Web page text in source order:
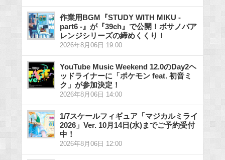
作業用BGM『STUDY WITH MIKU -
part6 -』が『39ch』で公開！ボサノバア
レンジシリーズの締めくくり！
2026年8月06日 19:00
YouTube Music Weekend 12.0のDay2ヘ
ッドライナーに「ポケモン feat. 初音ミ
ク」が参加決定！
2026年8月06日 14:00
1/7スケールフィギュア「マジカルミライ
2026」Ver. 10月14日(水)までご予約受付
中！
2026年8月06日 12:00